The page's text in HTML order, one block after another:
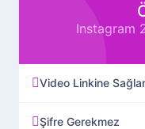
Instagram
Video Linkine
Şifre Gerekmez